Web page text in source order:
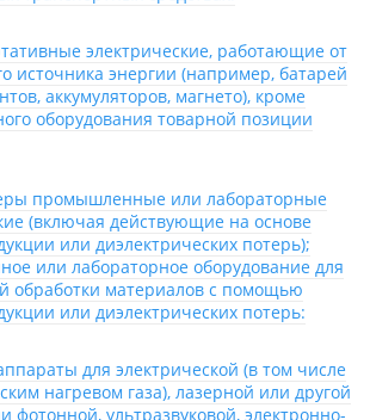
электрические, работающие от
источника энергии (например, батарей
аккумуляторов, магнето), кроме
оборудования товарной позиции
промышленные или лабораторные
(включая действующие на основе
или диэлектрических потерь);
или лабораторное оборудование для
обработки материалов с помощью
или диэлектрических потерь:
для электрической (в том числе
нагревом газа), лазерной или другой
фотонной, ультразвуковой, электронно-